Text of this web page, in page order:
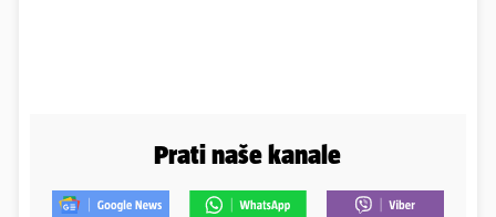
Prati naše kanale